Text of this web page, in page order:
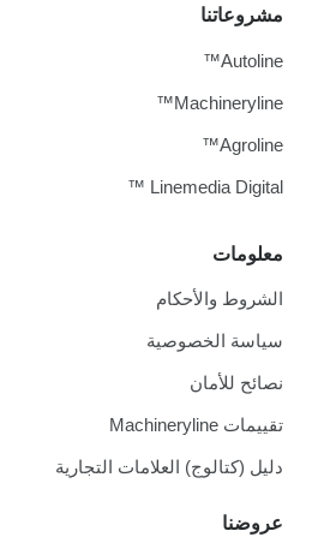
معلومات
الشروط والأحكام
سياسة الخصوصية
نصائح للأمان
تقييمات Machineryline
دليل (كتالوج) العلامات التجارية
عروضنا
مشروعاتنا
Autoline™
Machineryline™
Agroline™
Linemedia Digital ™